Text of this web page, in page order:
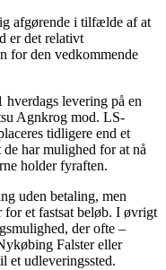
afgørende i tilfælde af at
er det relativt
for den vedkommende
hverdags levering på en
Agnkrog mod. LS-
tidligere end et
har mulighed for at nå
holder fyraften.
uden betaling, men
for et fastsat beløb. I øvrigt
der ofte –
Falster eller
et udleveringssted.